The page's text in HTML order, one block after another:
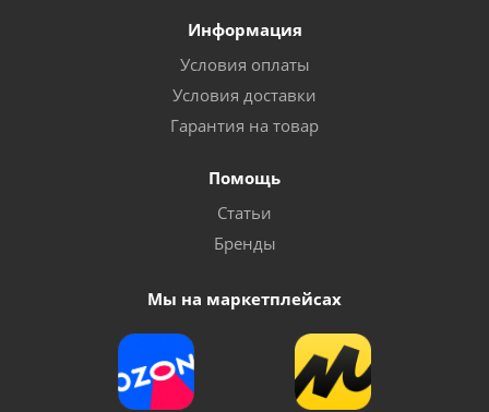
Электропила цепная PATRIOT ES2016
Информация
Условия оплаты
Условия доставки
Гарантия на товар
Помощь
Статьи
Бренды
Мы на маркетплейсах